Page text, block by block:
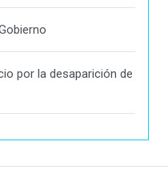
por la desaparición de